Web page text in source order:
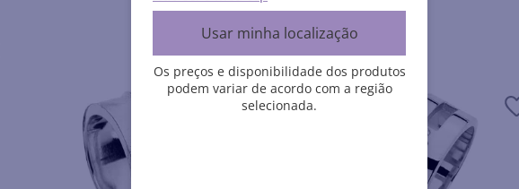
Usar minha localização
Os preços e disponibilidade dos produtos
podem variar de acordo com a região
selecionada.